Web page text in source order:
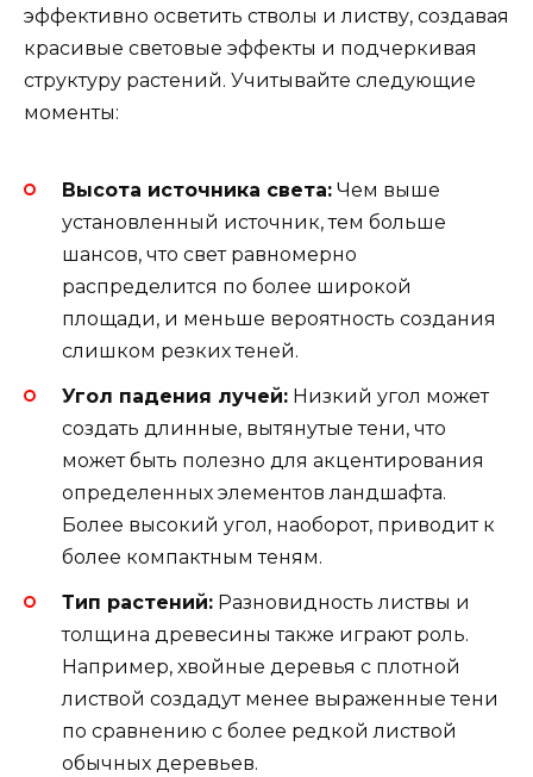
эффективно осветить стволы и листву, создавая
красивые световые эффекты и подчеркивая
структуру растений. Учитывайте следующие
моменты:
Высота источника света: Чем выше
установленный источник, тем больше
шансов, что свет равномерно
распределится по более широкой
площади, и меньше вероятность создания
слишком резких теней.
Угол падения лучей: Низкий угол может
создать длинные, вытянутые тени, что
может быть полезно для акцентирования
определенных элементов ландшафта.
Более высокий угол, наоборот, приводит к
более компактным теням.
Тип растений: Разновидность листвы и
толщина древесины также играют роль.
Например, хвойные деревья с плотной
листвой создадут менее выраженные тени
по сравнению с более редкой листвой
обычных деревьев.